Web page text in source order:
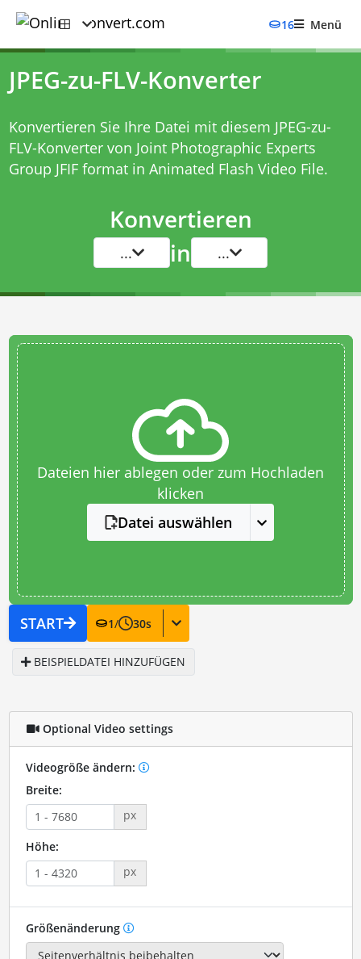
16 Menü
JPEG-zu-FLV-Konverter
Konvertieren Sie Ihre Datei mit diesem JPEG-zu-
FLV-Konvertervon Joint Photographic Experts
Group JFIF format in Animated Flash Video File.
Konvertieren
... in ...
Dateien hier ablegen oder zum Hochladen
klicken
Datei auswählen
START 1/ 30s
BEISPIELDATEI HINZUFÜGEN
Optional Video settings
Videogröße ändern:
Breite:
px
Höhe:
px
Größenänderung